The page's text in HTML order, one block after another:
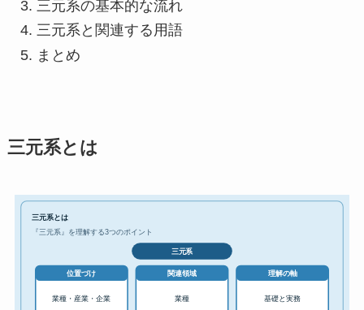
三元系の基本的な流れ
三元系と関連する用語
まとめ
三元系とは
三元系とは
『三元系』を理解する3つのポイント
三元系
位置づけ
業種・産業・企業
関連領域
業種
理解の軸
基礎と実務